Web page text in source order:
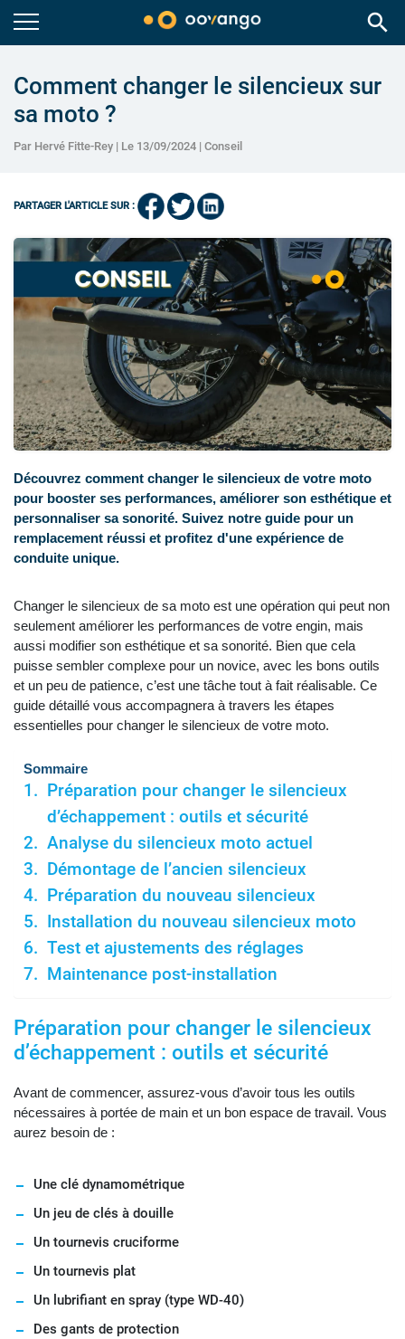
search
Comment changer le silencieux sur
sa moto ?
Par Hervé Fitte-Rey | Le 13/09/2024 | Conseil
PARTAGER L'ARTICLE SUR :
Découvrez comment changer le silencieux de votre moto
pour booster ses performances, améliorer son esthétique et
personnaliser sa sonorité. Suivez notre guide pour un
remplacement réussi et profitez d'une expérience de
conduite unique.
Changer le silencieux de sa moto est une opération qui peut non
seulement améliorer les performances de votre engin, mais
aussi modifier son esthétique et sa sonorité. Bien que cela
puisse sembler complexe pour un novice, avec les bons outils
et un peu de patience, c’est une tâche tout à fait réalisable. Ce
guide détaillé vous accompagnera à travers les étapes
essentielles pour changer le silencieux de votre moto.
Sommaire
Préparation pour changer le silencieux
d’échappement : outils et sécurité
Analyse du silencieux moto actuel
Démontage de l’ancien silencieux
Préparation du nouveau silencieux
Installation du nouveau silencieux moto
Test et ajustements des réglages
Maintenance post-installation
Préparation pour changer le silencieux
d’échappement : outils et sécurité
Avant de commencer, assurez-vous d’avoir tous les outils
nécessaires à portée de main et un bon espace de travail. Vous
aurez besoin de :
Une clé dynamométrique
Un jeu de clés à douille
Un tournevis cruciforme
Un tournevis plat
Un lubrifiant en spray (type WD-40)
Des gants de protection